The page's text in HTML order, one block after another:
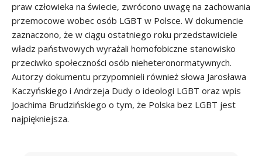
praw człowieka na świecie, zwrócono uwagę na zachowania
przemocowe wobec osób LGBT w Polsce. W dokumencie
zaznaczono, że w ciągu ostatniego roku przedstawiciele
władz państwowych wyrażali homofobiczne stanowisko
przeciwko społeczności osób nieheteronormatywnych.
Autorzy dokumentu przypomnieli również słowa Jarosława
Kaczyńskiego i Andrzeja Dudy o ideologi LGBT oraz wpis
Joachima Brudzińskiego o tym, że Polska bez LGBT jest
najpiękniejsza.